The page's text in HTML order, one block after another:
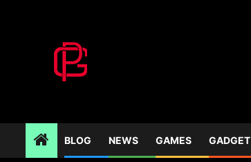
BLOG NEWS GAMES GADGET